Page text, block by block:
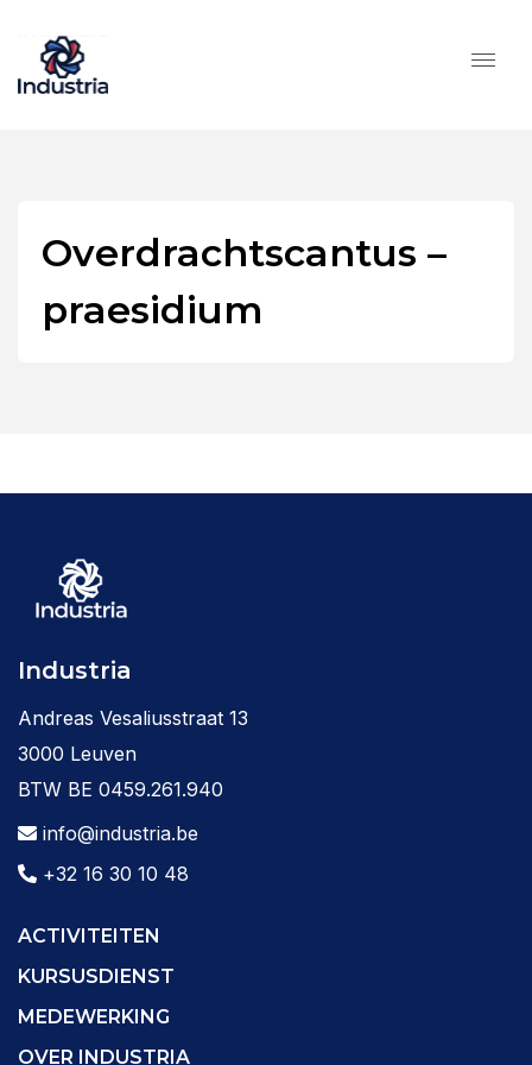
Overdrachtscantus –
praesidium
Industria
Andreas Vesaliusstraat 13
3000 Leuven
BTW BE 0459.261.940
info@industria.be
+32 16 30 10 48
ACTIVITEITEN
KURSUSDIENST
MEDEWERKING
OVER INDUSTRIA